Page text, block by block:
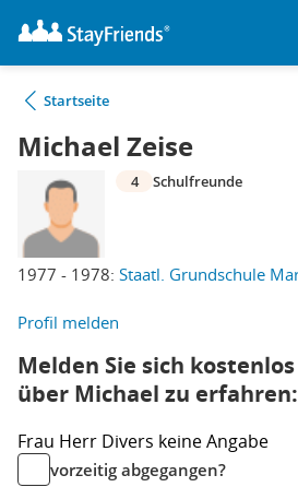
Startseite
Michael Zeise
1977 - 1978: Staatl. Grundschule
4 Schulfreunde
Profil melden
Melden Sie sich
über Michael zu erfahren:
Frau Herr Divers keine Angabe
vorzeitig abgegangen?